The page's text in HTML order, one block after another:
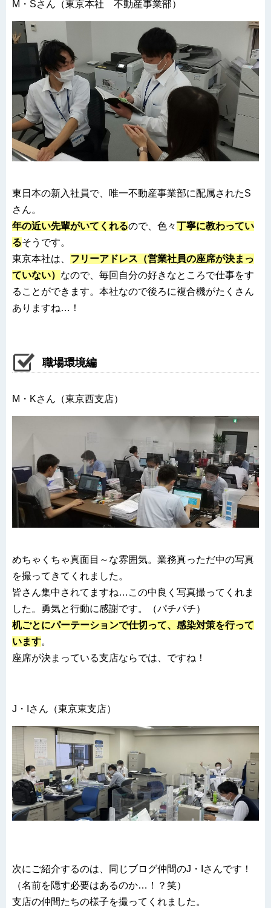
M・Sさん（東京本社 不動産事業部）
東日本の新入社員で、唯一不動産事業部に配属されたS
さん。
年の近い先輩がいてくれるので、色々丁寧に教わってい
るそうです。
東京本社は、 フリーアドレス（営業社員の座席が決まっ
ていない） なので、毎回自分の好きなところで仕事をす
ることができます。本社なので後ろに複合機がたくさん
ありますね…！
職場環境編
M・Kさん（東京西支店）
めちゃくちゃ真面目～な雰囲気。業務真っただ中の写真
を撮ってきてくれました。
皆さん集中されてますね…この中良く写真撮ってくれま
した。勇気と行動に感謝です。（パチパチ）
机ごとにパーテーションで仕切って、感染対策を行って
います。
座席が決まっている支店ならでは、ですね！
J・Iさん（東京東支店）
次にご紹介するのは、同じブログ仲間のJ・Iさんです！
（名前を隠す必要はあるのか…！？笑）
支店の仲間たちの様子を撮ってくれました。